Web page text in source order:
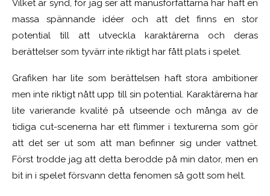
Vilket är synd, för jag ser att manusförfattarna har haft en
massa spännande idéer och att det finns en stor
potential till att utveckla karaktärerna och deras
berättelser som tyvärr inte riktigt har fått plats i spelet.
Grafiken har lite som berättelsen haft stora ambitioner
men inte riktigt nått upp till sin potential. Karaktärerna har
lite varierande kvalité på utseende och många av de
tidiga cut-scenerna har ett flimmer i texturerna som gör
att det ser ut som att man befinner sig under vattnet.
Först trodde jag att detta berodde på min dator, men en
bit in i spelet försvann detta fenomen så gott som helt.